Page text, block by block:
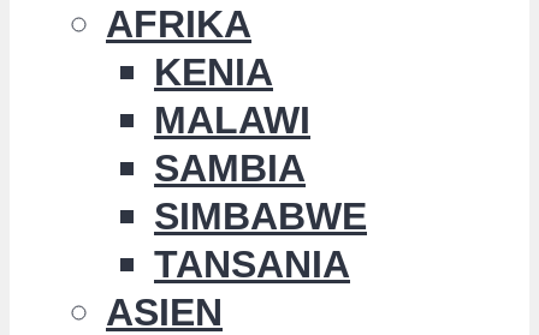
AFRIKA
KENIA
MALAWI
SAMBIA
SIMBABWE
TANSANIA
ASIEN